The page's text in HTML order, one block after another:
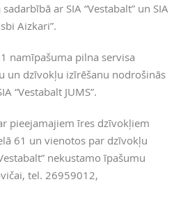
ar SIA “Vestabalt” un SIA
Aizkari”.
namīpašuma pilna servisa
un dzīvokļu izīrēšanu nodrošinās
“Vestabalt JUMS”.
pieejamajiem īres dzīvokļiem
61 un vienotos par dzīvokļu
nekustamo īpašumu
tel. 26959012,